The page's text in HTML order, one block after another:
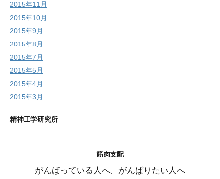
2015年11月
2015年10月
2015年9月
2015年8月
2015年7月
2015年5月
2015年4月
2015年3月
精神工学研究所
筋肉支配
がんばっている人へ、がんばりたい人へ